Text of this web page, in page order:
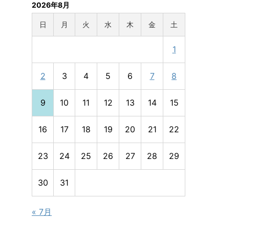
2026年8月
日 月 火 水 木 金 土
1
2 3 4 5 6 7 8
9 10 11 12 13 14 15
16 17 18 19 20 21 22
23 24 25 26 27 28 29
30 31
« 7月